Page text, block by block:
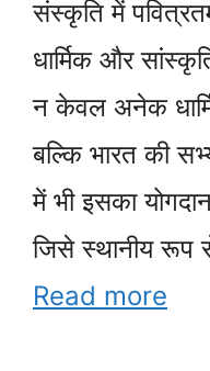
संस्कृति में
धार्मिक और
न केवल अनेक
बल्कि भारत की
में भी इसका
जिसे स्थानीय रूप
Read more